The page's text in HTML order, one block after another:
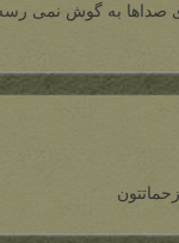
صداها به گوش نمی